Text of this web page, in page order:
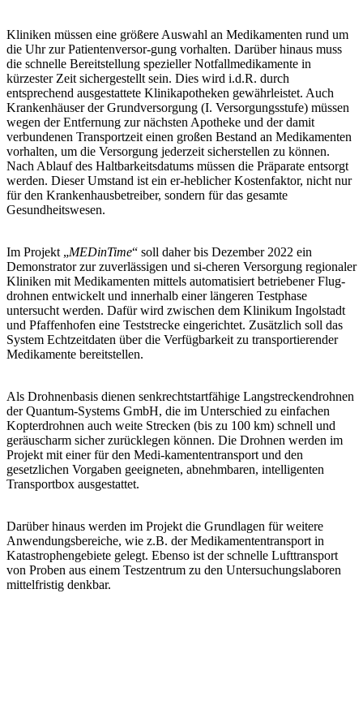
Kliniken müssen eine größere Auswahl an Medikamenten rund um
die Uhr zur Patientenversor-gung vorhalten. Darüber hinaus muss
die schnelle Bereitstellung spezieller Notfallmedikamente in
kürzester Zeit sichergestellt sein. Dies wird i.d.R. durch
entsprechend ausgestattete Klinikapotheken gewährleistet. Auch
Krankenhäuser der Grundversorgung (I. Versorgungsstufe) müssen
wegen der Entfernung zur nächsten Apotheke und der damit
verbundenen Transportzeit einen großen Bestand an Medikamenten
vorhalten, um die Versorgung jederzeit sicherstellen zu können.
Nach Ablauf des Haltbarkeitsdatums müssen die Präparate entsorgt
werden. Dieser Umstand ist ein er-heblicher Kostenfaktor, nicht nur
für den Krankenhausbetreiber, sondern für das gesamte
Gesundheitswesen.
Im Projekt „MEDinTime“ soll daher bis Dezember 2022 ein
Demonstrator zur zuverlässigen und si-cheren Versorgung regionaler
Kliniken mit Medikamenten mittels automatisiert betriebener Flug-
drohnen entwickelt und innerhalb einer längeren Testphase
untersucht werden. Dafür wird zwischen dem Klinikum Ingolstadt
und Pfaffenhofen eine Teststrecke eingerichtet. Zusätzlich soll das
System Echtzeitdaten über die Verfügbarkeit zu transportierender
Medikamente bereitstellen.
Als Drohnenbasis dienen senkrechtstartfähige Langstreckendrohnen
der Quantum-Systems GmbH, die im Unterschied zu einfachen
Kopterdrohnen auch weite Strecken (bis zu 100 km) schnell und
geräuscharm sicher zurücklegen können. Die Drohnen werden im
Projekt mit einer für den Medi-kamententransport und den
gesetzlichen Vorgaben geeigneten, abnehmbaren, intelligenten
Transportbox ausgestattet.
Darüber hinaus werden im Projekt die Grundlagen für weitere
Anwendungsbereiche, wie z.B. der Medikamententransport in
Katastrophengebiete gelegt. Ebenso ist der schnelle Lufttransport
von Proben aus einem Testzentrum zu den Untersuchungslaboren
mittelfristig denkbar.